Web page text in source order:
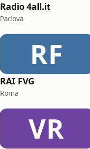
Radio 4all.it
Padova
RF
RAI FVG
Roma
VR